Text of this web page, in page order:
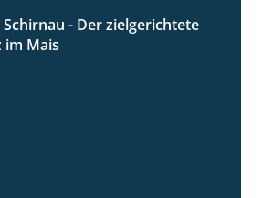
9:27
- Der zielgerichtete
im Mais